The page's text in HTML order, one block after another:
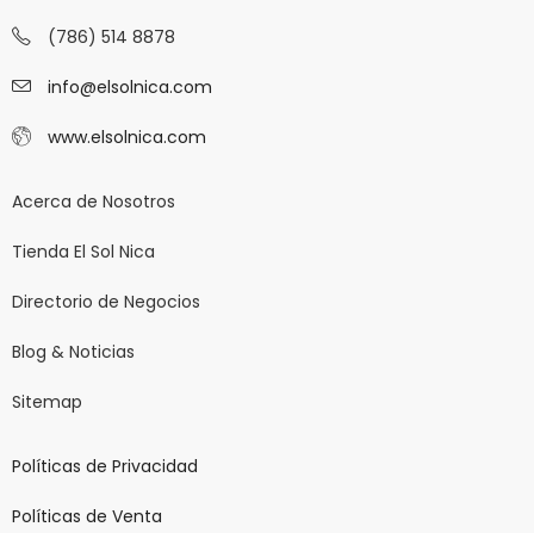
(786) 514 8878
info@elsolnica.com
www.elsolnica.com
Acerca de Nosotros
Tienda El Sol Nica
Directorio de Negocios
Blog & Noticias
Sitemap
Políticas de Privacidad
Políticas de Venta